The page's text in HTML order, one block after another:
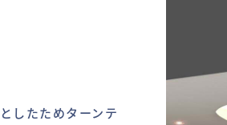
したためターンテ